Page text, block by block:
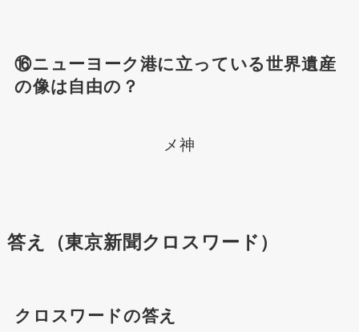
⑯ニューヨーク港に立っている世界遺産
の像は自由の？
メ神
答え（東京新聞クロスワード）
クロスワードの答え